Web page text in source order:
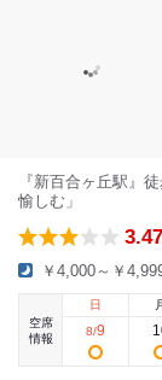
『新百合ヶ丘駅』
愉しむ」
3.47
￥4,000～￥
空席
情報
日
8/9